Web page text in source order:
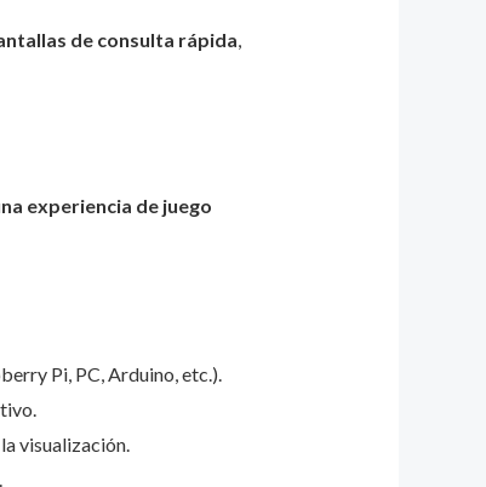
de consulta rápida,
experiencia de juego
Pi, PC, Arduino, etc.).
visualización.